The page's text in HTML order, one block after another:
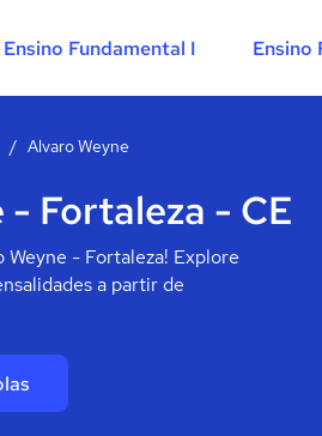
Ensino Fundamental I Ensino
/ Alvaro Weyne
- Fortaleza - CE
- Fortaleza! Explore
a partir de